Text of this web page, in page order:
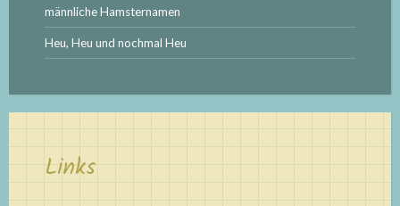
männliche Hamsternamen
Heu, Heu und nochmal Heu
Links